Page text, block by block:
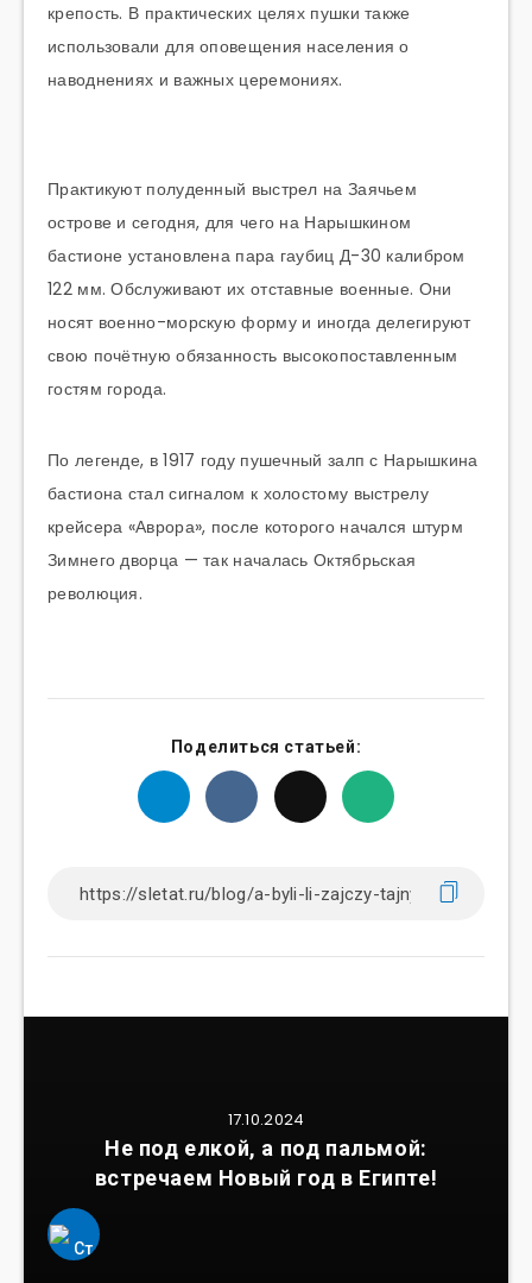
крепость. В практических целях пушки также
использовали для оповещения населения о
наводнениях и важных церемониях.
Практикуют полуденный выстрел на Заячьем
острове и сегодня, для чего на Нарышкином
бастионе установлена пара гаубиц Д-30 калибром
122 мм. Обслуживают их отставные военные. Они
носят военно-морскую форму и иногда делегируют
свою почётную обязанность высокопоставленным
гостям города.
По легенде, в 1917 году пушечный залп с Нарышкина
бастиона стал сигналом к холостому выстрелу
крейсера «Аврора», после которого начался штурм
Зимнего дворца — так началась Октябрьская
революция.
Поделиться статьей:
17.10.2024
Не под елкой, а под пальмой:
встречаем Новый год в Египте!